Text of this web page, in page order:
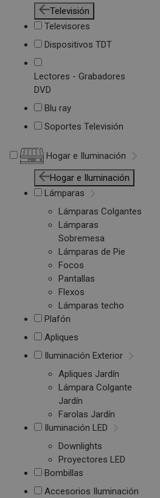
Televisión
Televisores
Dispositivos TDT
Lectores - Grabadores
DVD
Blu ray
Soportes Televisión
Hogar e Iluminación
Hogar e Iluminación
Lámparas
Lámparas Colgantes
Lámparas
Sobremesa
Lámparas de Pie
Focos
Pantallas
Flexos
Lámparas techo
Plafón
Apliques
Iluminación Exterior
Apliques Jardín
Lámpara Colgante
Jardín
Farolas Jardín
Iluminación LED
Downlights
Proyectores LED
Bombillas
Accesorios Iluminación